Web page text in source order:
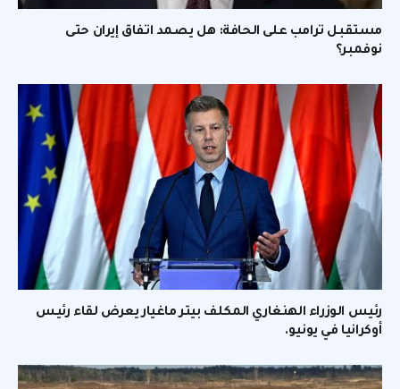
مستقبل ترامب على الحافة: هل يصمد اتفاق إيران حتى
نوفمبر؟
رئيس الوزراء الهنغاري المكلف بيتر ماغيار يعرض لقاء رئيس
أوكرانيا في يونيو.